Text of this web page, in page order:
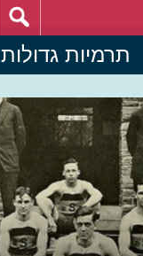
תרמיות גדולות